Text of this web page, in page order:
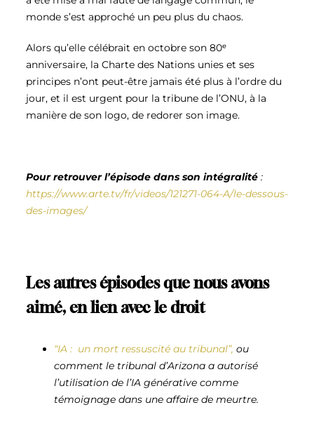
monde s’est approché un peu plus du chaos.
Alors qu’elle célébrait en octobre son 80ᵉ
anniversaire, la Charte des Nations unies et ses
principes n’ont peut-être jamais été plus à l’ordre du
jour, et il est urgent pour la tribune de l’ONU, à la
manière de son logo, de redorer son image.
Pour retrouver l’épisode dans son intégralité :
https://www.arte.tv/fr/videos/121271-064-A/le-dessous-
des-images/
Les autres épisodes que nous avons
aimé, en lien avec le droit
“IA : un mort ressuscité au tribunal”, ou
comment le tribunal d’Arizona a autorisé
l’utilisation de l’IA générative comme
témoignage dans une affaire de meurtre.